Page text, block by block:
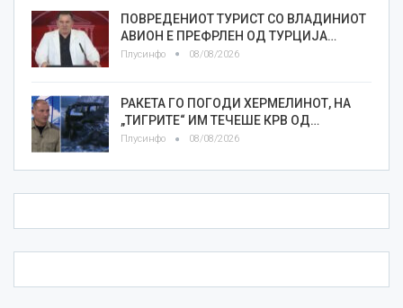
ПОВРЕДЕНИОТ ТУРИСТ СО ВЛАДИНИОТ
АВИОН Е ПРЕФРЛЕН ОД ТУРЦИЈА…
Плусинфо 08/08/2026
РАКЕТА ГО ПОГОДИ ХЕРМЕЛИНОТ, НА
„ТИГРИТЕ“ ИМ ТЕЧЕШЕ КРВ ОД…
Плусинфо 08/08/2026